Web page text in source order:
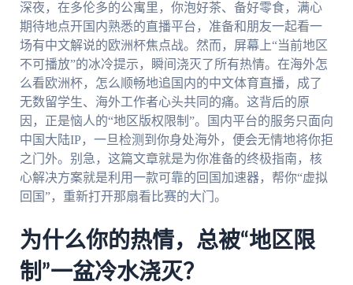
深夜，在多伦多的公寓里，你泡好茶、备好零食，满心
期待地点开国内熟悉的直播平台，准备和朋友一起看一
场有中文解说的欧洲杯焦点战。然而，屏幕上“当前地区
不可播放”的冰冷提示，瞬间浇灭了所有热情。在海外怎
么看欧洲杯，怎么顺畅地追国内的中文体育直播，成了
无数留学生、海外工作者心头共同的痛。这背后的原
因，正是恼人的“地区版权限制”。国内平台的服务只面向
中国大陆IP，一旦检测到你身处海外，便会无情地将你拒
之门外。别急，这篇文章就是为你准备的终极指南，核
心解决方案就是利用一款可靠的回国加速器，帮你“虚拟
回国”，重新打开那扇看比赛的大门。
为什么你的热情，总被“地区限
制”一盆冷水浇灭？